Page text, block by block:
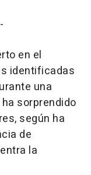
en el
identificadas
una
sorprendido
según ha
de
la